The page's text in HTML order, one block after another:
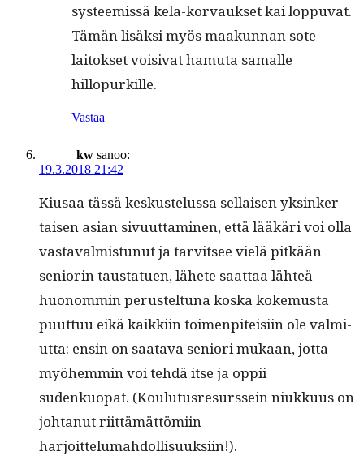
sys­tee­mis­sä kela-kor­vauk­set kai lop­pu­vat.
Tämän lisäk­si myös maakun­nan sote­
laitok­set voisi­vat hamu­ta samalle
hillopurkille.
Vastaa
kw sanoo:
19.3.2018 21:42
Kiusaa tässä keskustelus­sa sel­l­aisen yksinker­
taisen asian sivu­ut­ta­mi­nen, että lääkäri voi olla
vas­tavalmis­tunut ja tarvit­see vielä pitkään
senior­in taus­tat­uen, lähete saat­taa lähteä
huonom­min perustel­tuna kos­ka koke­mus­ta
puut­tuu eikä kaikki­in toimen­piteisi­in ole valmi­
ut­ta: ensin on saata­va seniori mukaan, jot­ta
myöhem­min voi tehdä itse ja oppii
sudenkuopat. (Koulu­tus­resurs­sein niukku­us on
johtanut riit­tämät­tömi­in
harjoittelumahdollisuuksiin!).